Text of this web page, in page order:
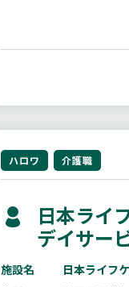
ハロワ 介護職
日本ライ
デイサー
施設名
日本ライフ